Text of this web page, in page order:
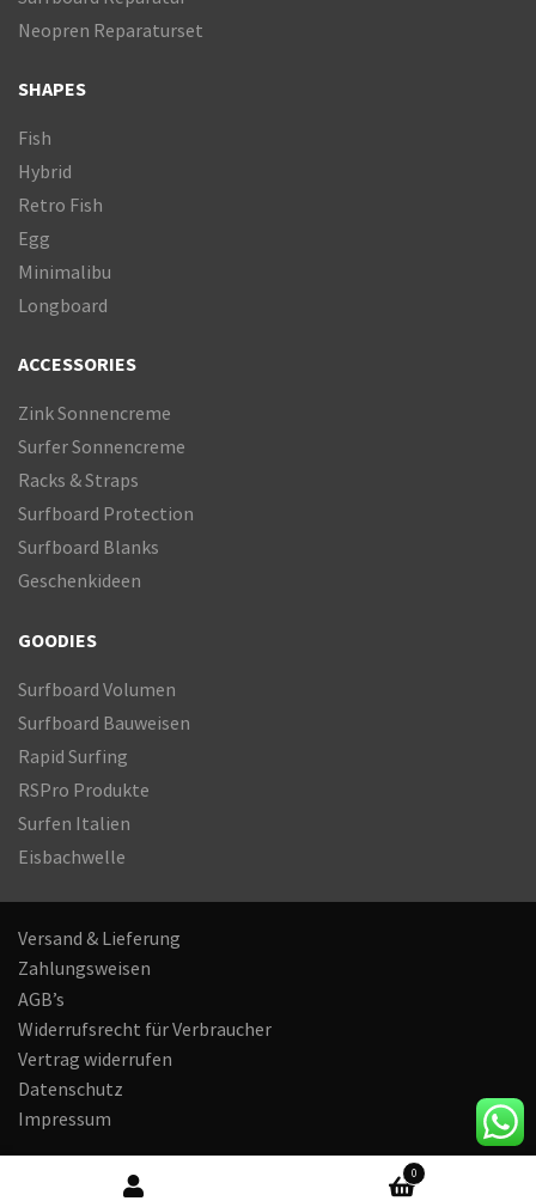
Neopren Reparaturset
SHAPES
Fish
Hybrid
Retro Fish
Egg
Minimalibu
Longboard
ACCESSORIES
Zink Sonnencreme
Surfer Sonnencreme
Racks & Straps
Surfboard Protection
Surfboard Blanks
Geschenkideen
GOODIES
Surfboard Volumen
Surfboard Bauweisen
Rapid Surfing
RSPro Produkte
Surfen Italien
Eisbachwelle
0
Versand & Lieferung
Zahlungsweisen
AGB’s
Widerrufsrecht für Verbraucher
Vertrag widerrufen
Datenschutz
Impressum